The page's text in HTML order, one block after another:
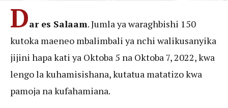
Dar es Salaam. Jumla ya waraghbishi 150
kutoka maeneo mbalimbali ya nchi walikusanyika
jijini hapa kati ya Oktoba 5 na Oktoba 7, 2022, kwa
lengo la kuhamisishana, kutatua matatizo kwa
pamoja na kufahamiana.